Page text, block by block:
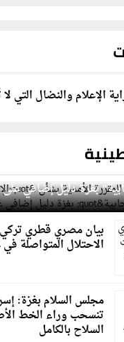
الإعلام والنضال التي
المقررة الأممية بشأن
بغزة دليل إضافي على
بيان مصري قطري تركي
الاحتلال المتواصلة
مجلس السلام بغزة:
تنسحب وراء الخط
السلاح بالكامل